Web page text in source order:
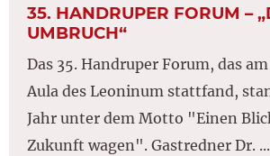
35. HANDRUPER FORUM –
UMBRUCH“
Das 35. Handruper Forum, das
Aula des Leoninum stattfand,
Jahr unter dem Motto "Einen
Zukunft wagen". Gastredner Dr. ...